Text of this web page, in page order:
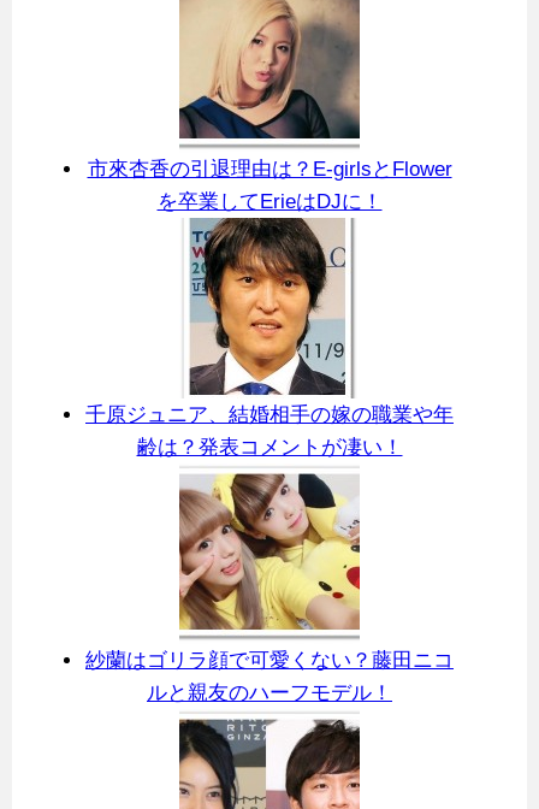
市來杏香の引退理由は？E-girlsとFlower
を卒業してErieはDJに！
千原ジュニア、結婚相手の嫁の職業や年
齢は？発表コメントが凄い！
紗蘭はゴリラ顔で可愛くない？藤田ニコ
ルと親友のハーフモデル！